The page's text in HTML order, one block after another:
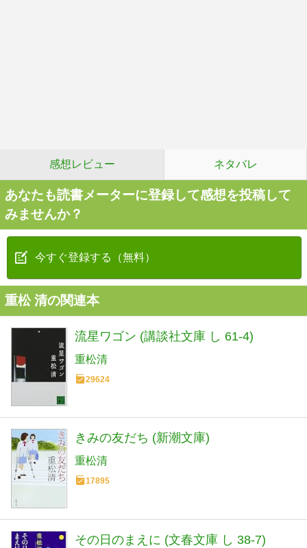
感想レビュー ネタバレ
あなたも読書メーターに登録して感想を投稿して
みませんか？
今すぐ登録する（無料）
重松 清の関連本
流星ワゴン (講談社文庫 し 61-4)
重松清
29624
きみの友だち (新潮文庫)
重松清
17895
その日のまえに (文春文庫 し 38-7)